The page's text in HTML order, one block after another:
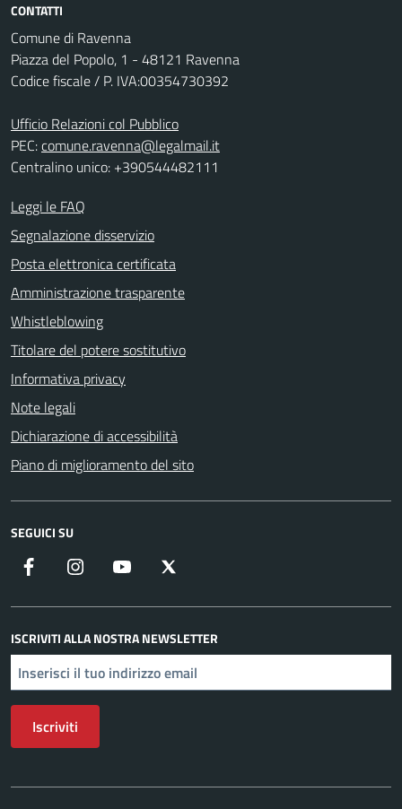
CONTATTI
Comune di Ravenna
Piazza del Popolo, 1 - 48121 Ravenna
Codice fiscale / P. IVA:00354730392
Ufficio Relazioni col Pubblico
PEC:comune.ravenna@legalmail.it
Centralino unico: +390544482111
Leggi le FAQ
Segnalazione disservizio
Posta elettronica certificata
Amministrazione trasparente
Whistleblowing
Titolare del potere sostitutivo
Informativa privacy
Note legali
Dichiarazione di accessibilità
Piano di miglioramento del sito
SEGUICI SU
Facebook Instagram YouTube
ISCRIVITI ALLA NOSTRA NEWSLETTER